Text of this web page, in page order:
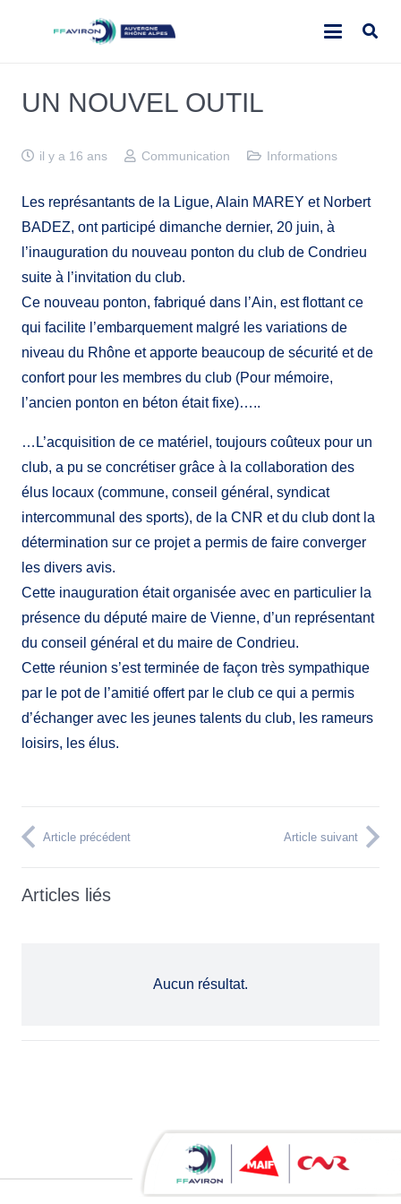
UN NOUVEL OUTIL
il y a 16 ans Communication Informations
Les représantants de la Ligue, Alain MAREY et Norbert
BADEZ, ont participé dimanche dernier, 20 juin, à
l’inauguration du nouveau ponton du club de Condrieu
suite à l’invitation du club.
Ce nouveau ponton, fabriqué dans l’Ain, est flottant ce
qui facilite l’embarquement malgré les variations de
niveau du Rhône et apporte beaucoup de sécurité et de
confort pour les membres du club (Pour mémoire,
l’ancien ponton en béton était fixe)…..
…L’acquisition de ce matériel, toujours coûteux pour un
club, a pu se concrétiser grâce à la collaboration des
élus locaux (commune, conseil général, syndicat
intercommunal des sports), de la CNR et du club dont la
détermination sur ce projet a permis de faire converger
les divers avis.
Cette inauguration était organisée avec en particulier la
présence du député maire de Vienne, d’un représentant
du conseil général et du maire de Condrieu.
Cette réunion s’est terminée de façon très sympathique
par le pot de l’amitié offert par le club ce qui a permis
d’échanger avec les jeunes talents du club, les rameurs
loisirs, les élus.
Article précédent Article suivant
Articles liés
Aucun résultat.